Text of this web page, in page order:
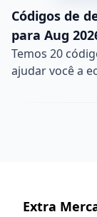
Códigos de
para Aug
Temos 20
ajudar você a
Extra